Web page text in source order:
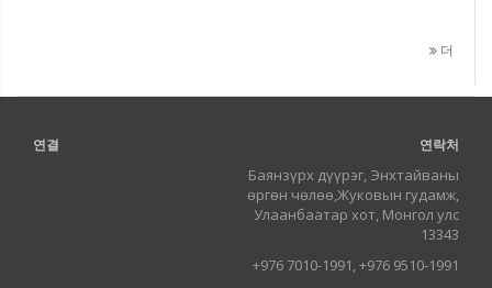
더
연결 연락처
Баянзүрх дүүрэг, Энхтайваны
өргөн чөлөө,Жуковын гудамж,
Улаанбаатар хот, Монгол улс
13343
+976 7010-1991, +976 9510-1991